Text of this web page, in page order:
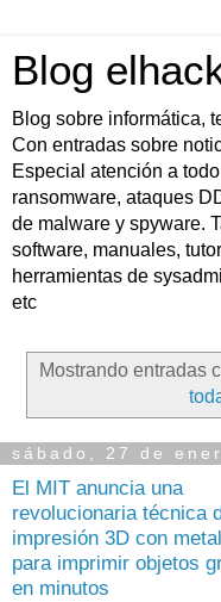
Blog
Blog sobre informática,
Con entradas sobre
Especial atención a
ransomware, ataques
de malware y spyware.
software, manuales,
herramientas de
etc
Mostrando entradas
sábado, 27 de
El MIT anuncia una
revolucionaria técnica
impresión 3D con
para imprimir objetos
en minutos